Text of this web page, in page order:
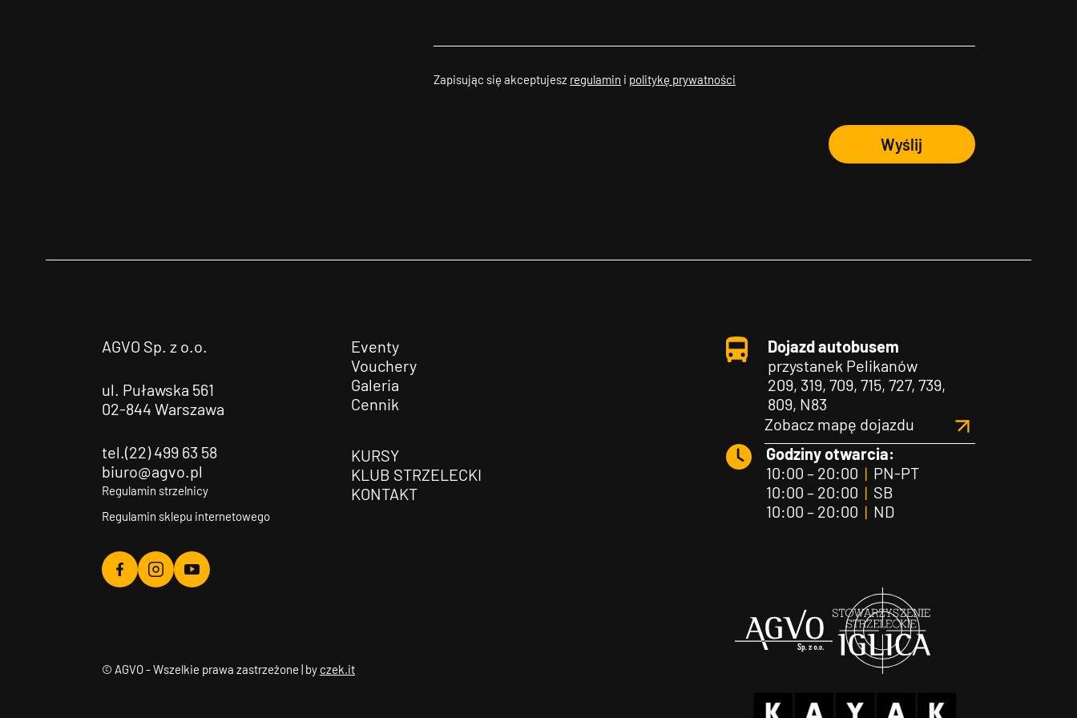
Zapisując się akceptujesz regulamin i politykę prywatności
Wyślij
AGVO Sp. z o.o.
ul. Puławska 561
02-844 Warszawa
tel.(22) 499 63 58
biuro@agvo.pl
Regulamin strzelnicy
Regulamin sklepu internetowego
Agvo
Agvo
Agvo
Eventy
Vouchery
Galeria
Cennik
KURSY
KLUB STRZELECKI
KONTAKT
Dojazd autobusem
przystanek Pelikanów
209, 319, 709, 715, 727, 739,
809, N83
Zobacz mapę dojazdu
Godziny otwarcia:
10:00 – 20:00 |PN-PT
10:00 – 20:00 |SB
10:00 – 20:00 |ND
© AGVO - Wszelkie prawa zastrzeżone | by czek.it
Agvo Iglica